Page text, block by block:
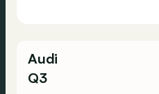
Audi
Q3